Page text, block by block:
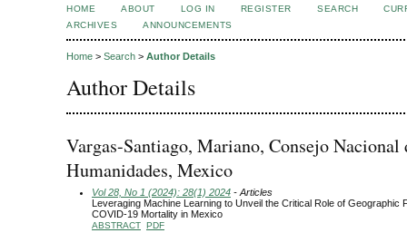
HOME ABOUT LOG IN REGISTER SEARCH
ARCHIVES
ANNOUNCEMENTS
Home > Search > Author Details
Author Details
Vargas-Santiago, Mariano, Consejo Nacional
Humanidades, Mexico
Vol 28, No 1 (2024): 28(1) 2024 - Articles
Leveraging Machine Learning to Unveil the Critical Role of Geographic
COVID-19 Mortality in Mexico
ABSTRACT PDF